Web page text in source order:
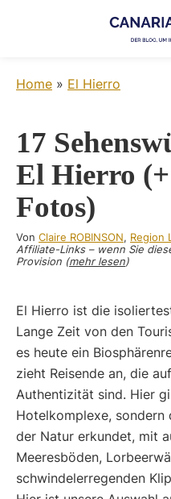
Lovers
Ihre
den
Kanarischen
Inseln
wecken
Home » El Hierro
17
El Hierro
Fotos)
Von Claire ROBINSON, Region
Affiliate-Links – wenn Sie
Provision (mehr lesen)
El Hierro ist die
Lange Zeit von den
es heute ein
zieht Reisende an, die
Authentizität sind. Hier
Hotelkomplexe, sondern
der Natur erkundet, mit
Meeresböden,
schwindelerregenden